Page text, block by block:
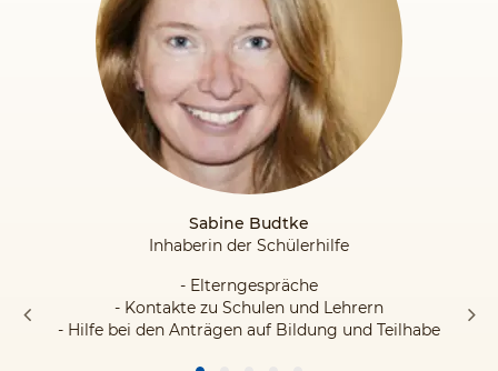
Sabine Budtke
Inhaberin der Schülerhilfe
- Elterngespräche
- Kontakte zu Schulen und Lehrern
- Hilfe bei den Anträgen auf Bildung und Teilhabe